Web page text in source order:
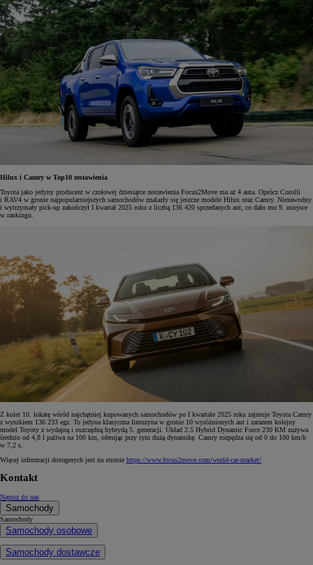
Hilux i Camry w Top10 zestawienia
Toyota jako jedyny producent w czołowej dziesiątce zestawienia Focus2Move ma aż 4 auta. Oprócz Corolli
i RAV4 w gronie najpopularniejszych samochodów znalazły się jeszcze modele Hilux oraz Camry. Niezawodny
i wytrzymały pick-up zakończył I kwartał 2025 roku z liczbą 136 420 sprzedanych aut, co dało mu 9. miejsce
w rankingu.
Z kolei 10. lokatę wśród najchętniej kupowanych samochodów po I kwartale 2025 roku zajmuje Toyota Camry
z wynikiem 136 233 egz. To jedyna klasyczna limuzyna w gronie 10 wyróżnionych aut i zarazem kolejny
model Toyoty z wydajną i oszczędną hybrydą 5. generacji. Układ 2.5 Hybrid Dynamic Force 230 KM zużywa
średnio od 4,8 l paliwa na 100 km, oferując przy tym dużą dynamikę. Camry rozpędza się od 0 do 100 km/h
w 7,2 s.
Więcej informacji dostępnych jest na stronie https://www.focus2move.com/world-car-market/
Kontakt
Napisz do nas
Samochody
Samochody
Samochody osobowe
Samochody dostawcze